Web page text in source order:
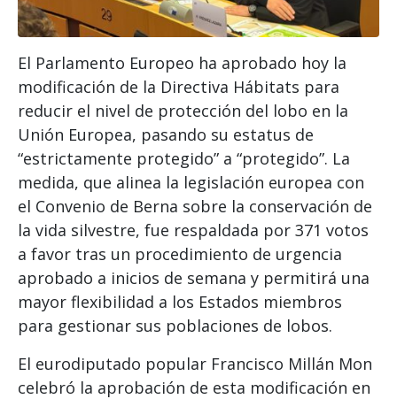
El Parlamento Europeo ha aprobado hoy la
modificación de la Directiva Hábitats para
reducir el nivel de protección del lobo en la
Unión Europea, pasando su estatus de
“estrictamente protegido” a “protegido”. La
medida, que alinea la legislación europea con
el Convenio de Berna sobre la conservación de
la vida silvestre, fue respaldada por 371 votos
a favor tras un procedimiento de urgencia
aprobado a inicios de semana y permitirá una
mayor flexibilidad a los Estados miembros
para gestionar sus poblaciones de lobos.
El eurodiputado popular Francisco Millán Mon
celebró la aprobación de esta modificación en